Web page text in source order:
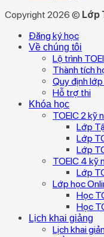
Copyright 2026 © Lớp
Đăng ký học
Về chúng tôi
Lộ trình
Thành tích
Quy định
Hỗ trợ thi
Khóa học
TOEIC 2 kỹ
Lớp
Lớp
Lớp
TOEIC 4 kỹ
Lớp
Lớp học
Học
Học
Lịch khai giảng
Lịch khai